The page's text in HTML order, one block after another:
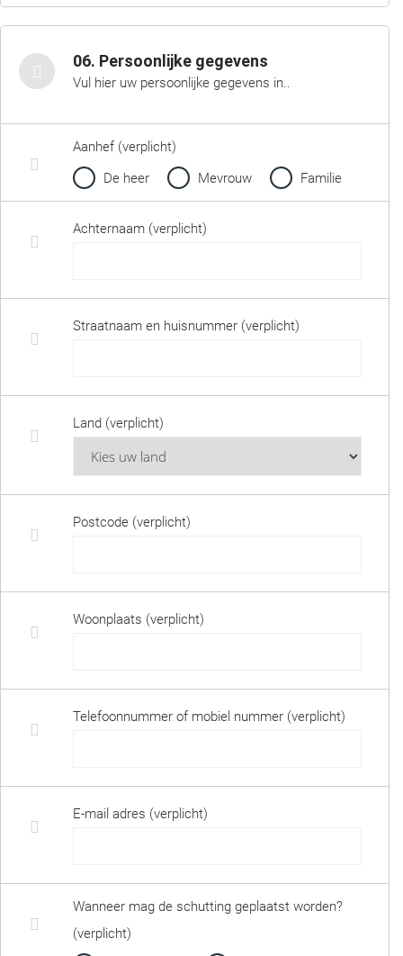
06. Persoonlijke gegevens
Vul hier uw persoonlijke gegevens in..
Aanhef (verplicht)
De heer
Mevrouw Familie
Achternaam (verplicht)
Straatnaam en huisnummer (verplicht)
Land (verplicht)
Postcode (verplicht)
Woonplaats (verplicht)
Telefoonnummer of mobiel nummer (verplicht)
E-mail adres (verplicht)
Wanneer mag de schutting geplaatst worden?
(verplicht)